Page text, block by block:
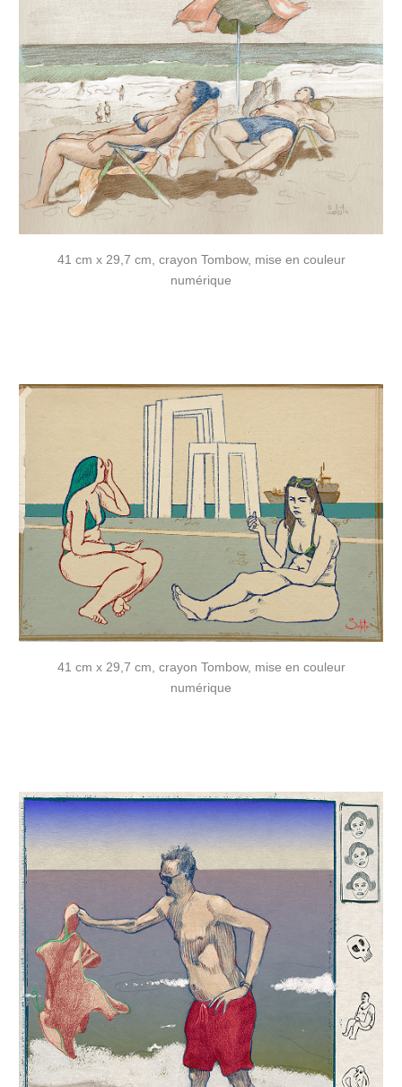
41 cm x 29,7 cm, crayon Tombow, mise en couleur
numérique
41 cm x 29,7 cm, crayon Tombow, mise en couleur
numérique